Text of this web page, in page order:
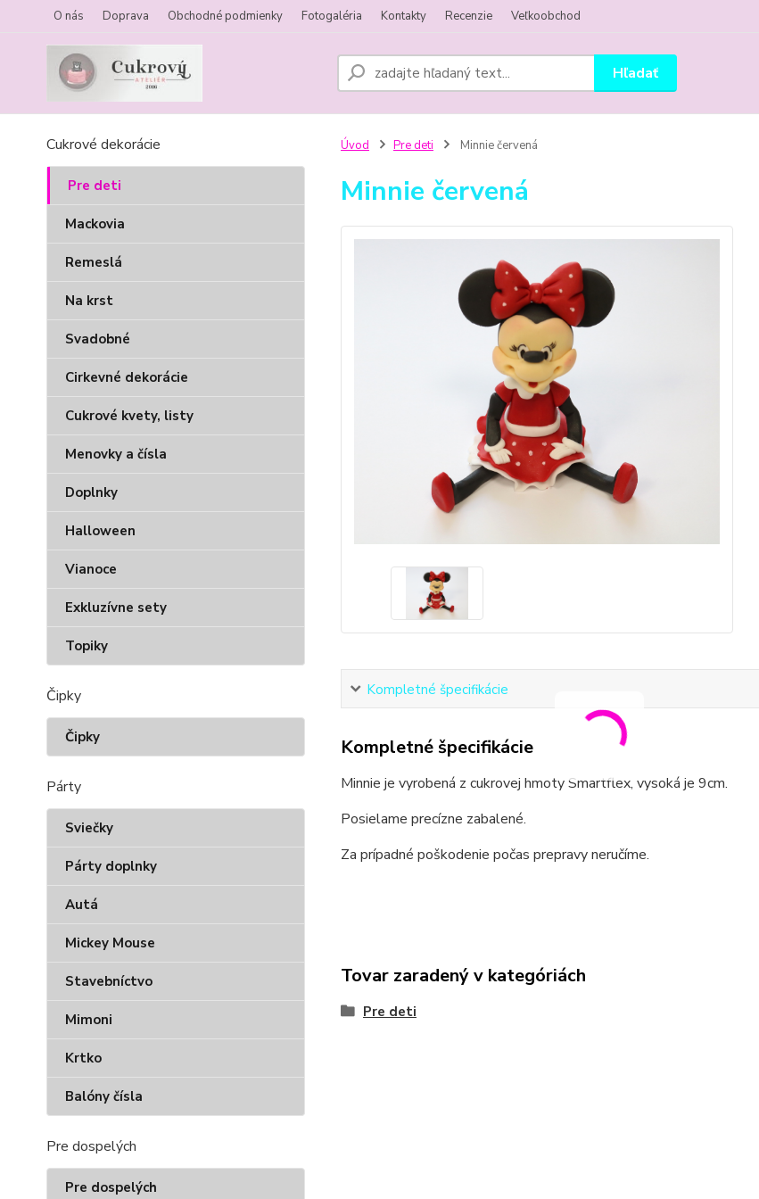
O nás Doprava Obchodné podmienky Fotogaléria Kontakty Recenzie Veľkoobchod
Hľadať
Cukrové dekorácie
Pre deti
Mackovia
Remeslá
Na krst
Svadobné
Cirkevné dekorácie
Cukrové kvety, listy
Menovky a čísla
Doplnky
Halloween
Vianoce
Exkluzívne sety
Topiky
Čipky
Čipky
Párty
Sviečky
Párty doplnky
Autá
Mickey Mouse
Stavebníctvo
Mimoni
Krtko
Balóny čísla
Pre dospelých
Pre dospelých
Úvod Pre deti Minnie červená
Minnie červená
Kompletné špecifikácie
Kompletné špecifikácie
Minnie je vyrobená z cukrovej hmoty Smartflex, vysoká je 9cm.
Posielame precízne zabalené.
Za prípadné poškodenie počas prepravy neručíme.
Tovar zaradený v kategóriách
Pre deti